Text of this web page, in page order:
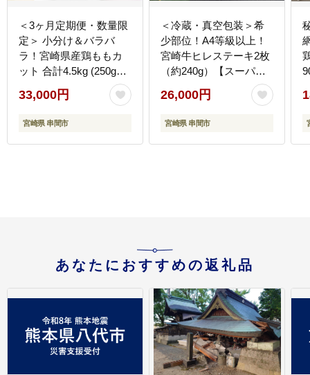
＜3ヶ月定期便・数量限
定＞ 小分け＆バラバ
ラ！宮崎県産鶏ももカ
ット 合計4.5kg (250g×6
袋×3ヶ月定期便)_K043-
T001
33,000円
宮崎県 串間市
＜冷蔵・真空包装＞希
少部位！A4等級以上！
宮崎牛ヒレステーキ2枚
（約240g）【スーパー
ほりぐち】_K008-007
26,000円
宮崎県 串間市
あなたにおすすめの返礼品